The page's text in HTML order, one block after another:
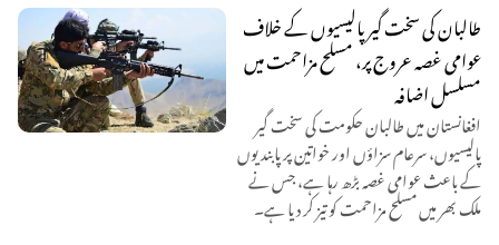
طالبان کی سخت گیر پالیسیوں کے خلاف
عوامی غصہ عروج پر، مسلح مزاحمت میں
مسلسل اضافہ
افغانستان میں طالبان حکومت کی سخت گیر
پالیسیوں، سرعام سزاؤں اور خواتین پر پابندیوں
کے باعث عوامی غصہ بڑھ رہا ہے، جس نے
ملک بھر میں مسلح مزاحمت کو تیز کر دیا ہے۔